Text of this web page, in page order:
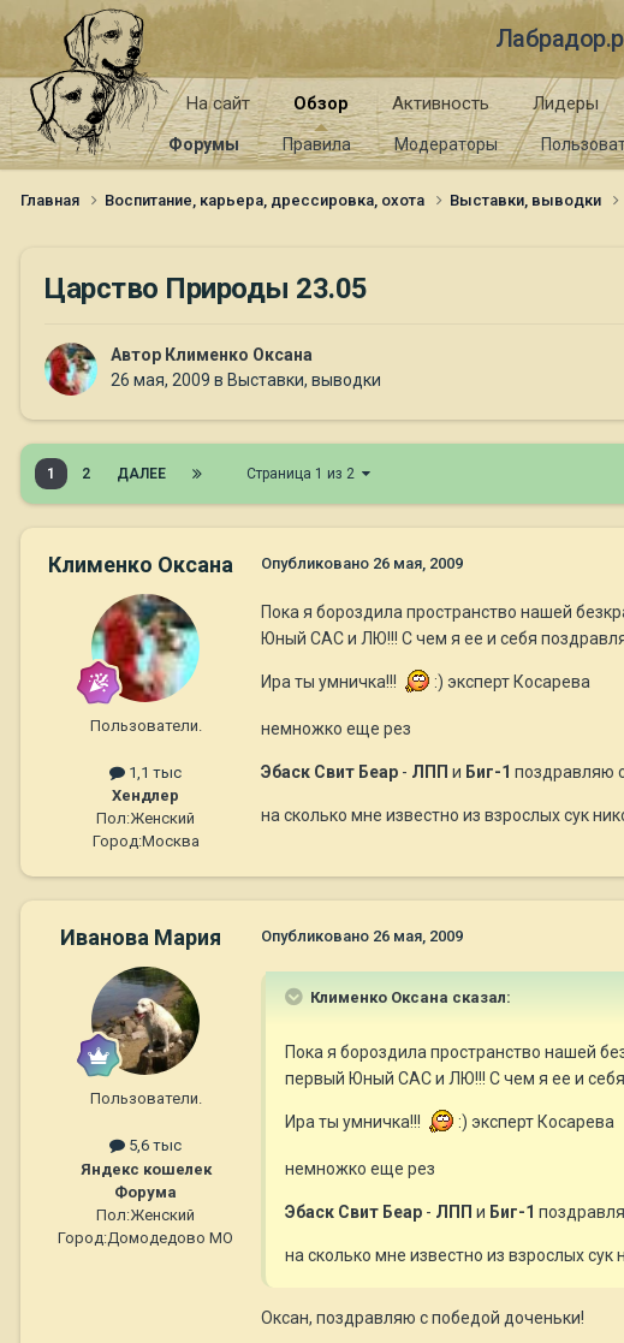
На сайт Обзор
Форумы Правила Модераторы
Активность Лидеры
Главная Воспитание, карьера, дрессировка, охота Выставки, выводки
Царство Природы 23.05
Автор Клименко Оксана
26 мая, 2009 в Выставки, выводки
1 2 ДАЛЕЕ Страница 1 из 2
Клименко Оксана
Пользователи.
1,1 тыс
Хендлер
Пол:Женский
Город:Москва
Опубликовано 26 мая, 2009
Пока я бороздила пространство нашей
Юный САС и ЛЮ!!! С чем я ее и себя
Ира ты умничка!!! :) эксперт Косарева
немножко еще рез
Эбаск Свит Беар - ЛПП и Биг-1 поздравляю
на сколько мне известно из взрослых сук
Иванова Мария
Пользователи.
5,6 тыс
Яндекс кошелек
Форума
Пол:Женский
Город:Домодедово МО
Опубликовано 26 мая, 2009
Клименко Оксана сказал:
Пока я бороздила пространство нашей
первый Юный САС и ЛЮ!!! С чем я ее и
Ира ты умничка!!! :) эксперт Косарева
немножко еще рез
Эбаск Свит Беар - ЛПП и Биг-1
на сколько мне известно из взрослых
Оксан, поздравляю с победой доченьки!